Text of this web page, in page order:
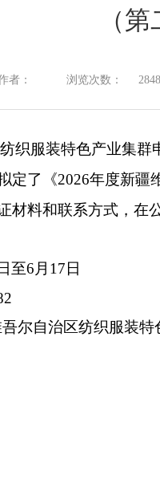
（
者： 浏览次数： 2848
织服装特色产业集群
定了《2026年度新疆
材料和联系方式，在
日至6 月 17 日
尔自治区纺织服装特